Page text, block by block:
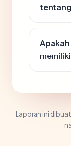
Laporan ini